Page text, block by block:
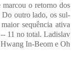
o retorno dos
Do outro lado, os sul-
sequência ativa
-- 11 no total. Ladislav
In-Beom e Oh